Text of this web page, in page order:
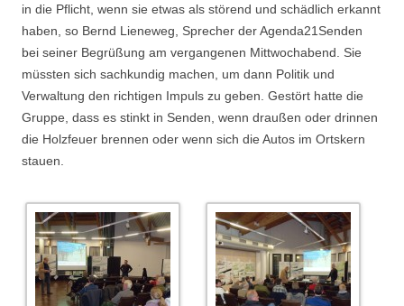
in die Pflicht, wenn sie etwas als störend und schädlich erkannt
haben, so Bernd Lieneweg, Sprecher der Agenda21Senden
bei seiner Begrüßung am vergangenen Mittwochabend. Sie
müssten sich sachkundig machen, um dann Politik und
Verwaltung den richtigen Impuls zu geben. Gestört hatte die
Gruppe, dass es stinkt in Senden, wenn draußen oder drinnen
die Holzfeuer brennen oder wenn sich die Autos im Ortskern
stauen.